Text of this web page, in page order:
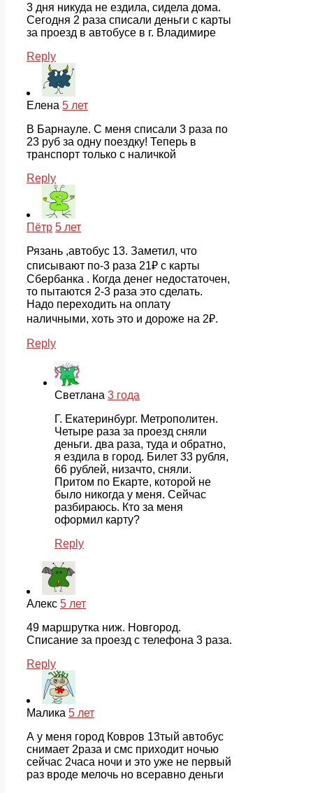
3 дня никуда не ездила, сидела дома.
Сегодня 2 раза списали деньги с карты
за проезд в автобусе в г. Владимире
Reply
Елена 5 лет
В Барнауле. С меня списали 3 раза по
23 руб за одну поездку! Теперь в
транспорт только с наличкой
Reply
Пётр 5 лет
Рязань ,автобус 13. Заметил, что
списывают по-3 раза 21₽ с карты
Сбербанка . Когда денег недостаточен,
то пытаются 2-3 раза это сделать.
Надо переходить на оплату
наличными, хоть это и дороже на 2₽.
Reply
Светлана 3 года
Г. Екатеринбург. Метрополитен.
Четыре раза за проезд сняли
деньги. два раза, туда и обратно,
я ездила в город. Билет 33 рубля,
66 рублей, низачто, сняли.
Притом по Екарте, которой не
было никогда у меня. Сейчас
разбираюсь. Кто за меня
оформил карту?
Reply
Алекс 5 лет
49 маршрутка ниж. Новгород.
Списание за проезд с телефона 3 раза.
Reply
Малика 5 лет
А у меня город Ковров 13тый автобус
снимает 2раза и смс приходит ночью
сейчас 2часа ночи и это уже не первый
раз вроде мелочь но всеравно деньги